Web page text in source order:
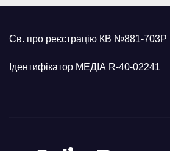
Св. про реєстрацію КВ №881-703Р
Ідентифікатор МЕДІА R-40-02241